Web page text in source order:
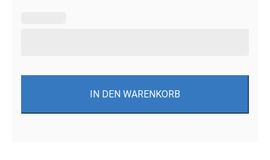
IN DEN WARENKORB